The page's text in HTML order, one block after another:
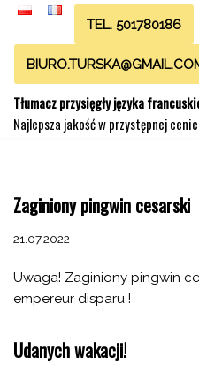
Przejdź
do
TEL. 501780186
Tłumacz przysięgły języka
Najlepsza jakość w przystępnej cenie
Zaginiony pingwin cesarski
21.07.2022
Uwaga! Zaginiony pingwin
empereur disparu !
Udanych wakacji!